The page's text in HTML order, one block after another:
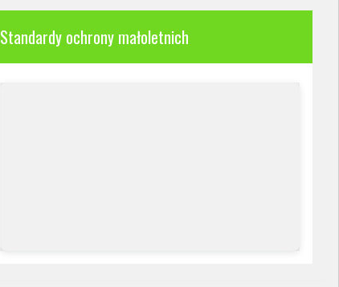
Standardy ochrony małoletnich